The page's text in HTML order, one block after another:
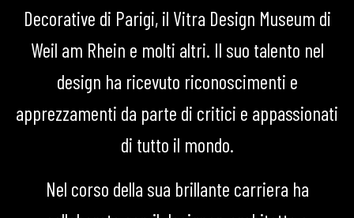
Decorative di Parigi, il Vitra Design Museum di
Weil am Rhein e molti altri. Il suo talento nel
design ha ricevuto riconoscimenti e
apprezzamenti da parte di critici e appassionati
di tutto il mondo.
Nel corso della sua brillante carriera ha